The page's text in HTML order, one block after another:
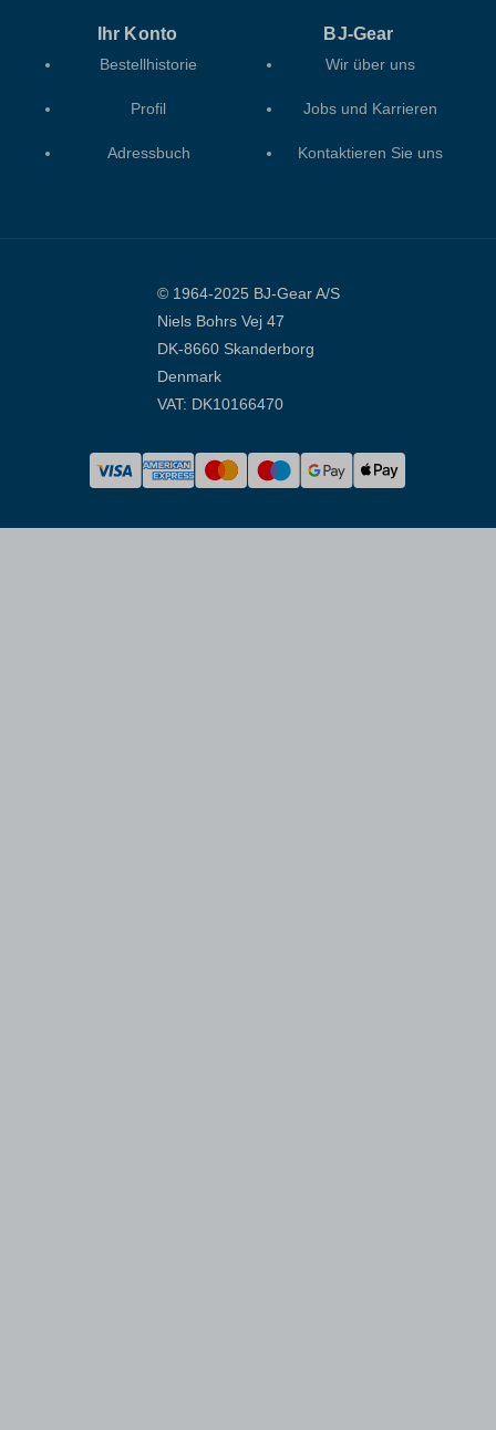
Ihr Konto
Bestellhistorie
Profil
Adressbuch
BJ-Gear
Wir über uns
Jobs und Karrieren
Kontaktieren Sie uns
© 1964-2025 BJ-Gear A/S
Niels Bohrs Vej 47
DK-8660 Skanderborg
Denmark
VAT: DK10166470